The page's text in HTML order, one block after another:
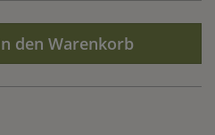
den Warenkorb